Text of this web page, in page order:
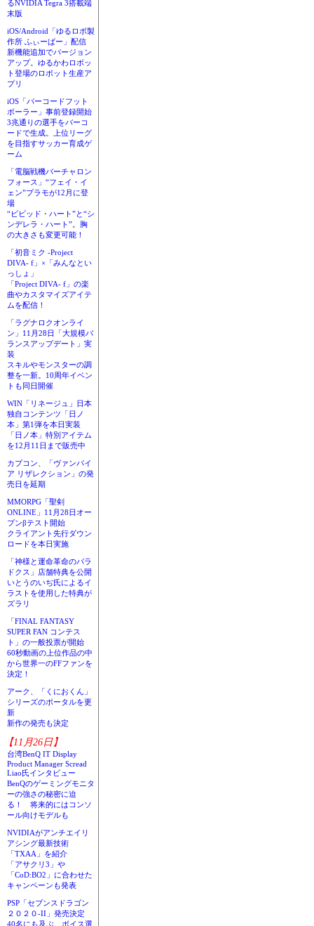
るNVIDIA Tegra 3搭載端
末版
iOS/Android「ゆるロボ製
作所 ふぃーばー」配信
新機能追加でバージョン
アップ。ゆるかわロボッ
ト登場のロボット生産ア
プリ
iOS「バーコードフット
ボーラー」事前登録開始
3兆通りの選手をバーコ
ードで生成。上位リーグ
を目指すサッカー育成ゲ
ーム
「電脳戦機バーチャロン
フォース」“フェイ・イ
ェン”プラモが12月に登
場
“ビビッド・ハート”と“シ
ンデレラ・ハート”。胸
の大きさも変更可能！
「初音ミク -Project
DIVA- f」×「みんなとい
っしょ」
「Project DIVA- f」の楽
曲やカスタマイズアイテ
ムを配信！
「ラグナロクオンライ
ン」11月28日「大規模バ
ランスアップデート」実
装
スキルやモンスターの調
整を一新。10周年イベン
トも同日開催
WIN「リネージュ」日本
独自コンテンツ「日ノ
本」第1弾を本日実装
「日ノ本」特別アイテム
を12月11日まで販売中
カプコン、「ヴァンパイ
ア リザレクション」の発
売日を延期
MMORPG「聖剣
ONLINE」11月28日オー
プンβテスト開始
クライアント先行ダウン
ロードを本日実施
「神様と運命革命のパラ
ドクス」店舗特典を公開
いとうのいぢ氏によるイ
ラストを使用した特典が
ズラリ
「FINAL FANTASY
SUPER FAN コンテス
ト」の一般投票が開始
60秒動画の上位作品の中
から世界一のFFファンを
決定！
アーク、「くにおくん」
シリーズのポータルを更
新
新作の発売も決定
【11月26日】
台湾BenQ IT Display
Product Manager Scread
Liao氏インタビュー
BenQのゲーミングモニタ
ーの強さの秘密に迫
る！ 将来的にはコンソ
ール向けモデルも
NVIDIAがアンチエイリ
アシング最新技術
「TXAA」を紹介
「アサクリ3」や
「CoD:BO2」に合わせた
キャンペーンも発表
PSP「セブンスドラゴン
２０２０-II」発売決定
40名にも及ぶ、ボイス選